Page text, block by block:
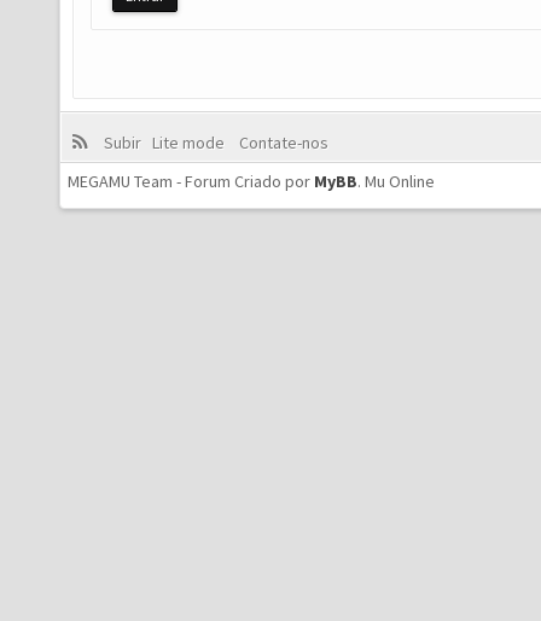
Subir Lite mode
Contate-nos
MEGAMU Team - Forum Criado por MyBB. Mu Online